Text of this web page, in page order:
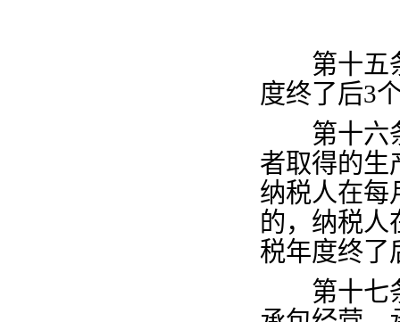
第十五
度终了后3
第十六
者取得的生
纳税人在每
的，纳税人
税年度终了
第十七